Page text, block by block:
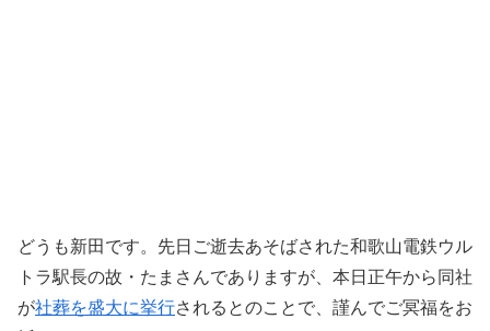
どうも新田です。先日ご逝去あそばされた和歌山電鉄ウル
トラ駅長の故・たまさんでありますが、本日正午から同社
が社葬を盛大に挙行されるとのことで、謹んでご冥福をお